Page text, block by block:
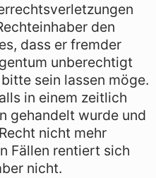
den
dass er fremder
unberechtigt
sein lassen möge.
in einem zeitlich
gehandelt wurde und
nicht mehr
Fällen rentiert sich
nicht.